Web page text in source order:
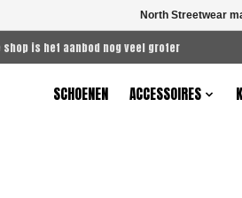
is het aanbod nog veel groter
SCHOENEN ACCESSOIRES
North Streetwear